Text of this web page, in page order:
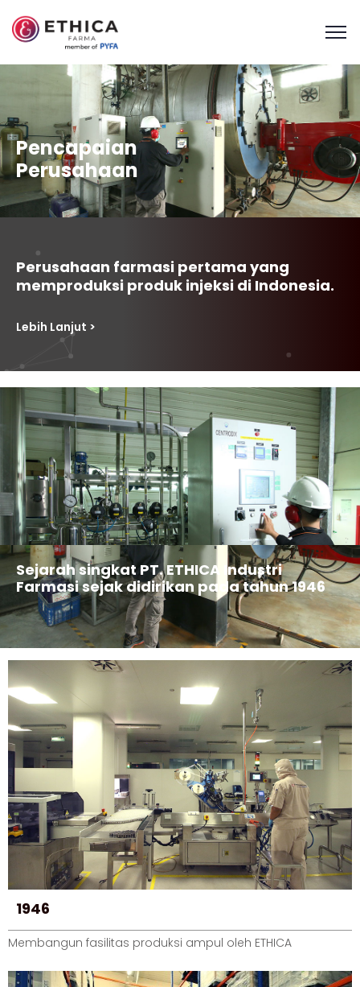
Pencapaian
Perusahaan
Perusahaan farmasi pertama yang
memproduksi produk injeksi di Indonesia.
Lebih Lanjut >
Sejarah singkat PT. ETHICA Industri
Farmasi sejak didirikan pada tahun 1946
1946
Membangun fasilitas produksi ampul oleh ETHICA